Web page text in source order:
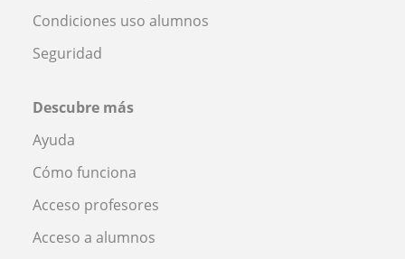
Condiciones uso alumnos
Seguridad
Descubre más
Ayuda
Cómo funciona
Acceso profesores
Acceso a alumnos